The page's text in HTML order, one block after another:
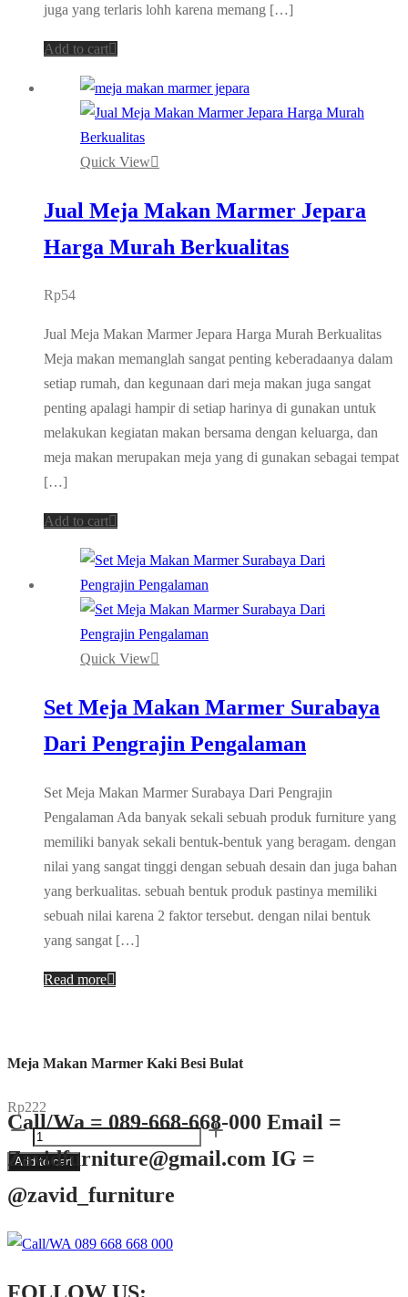
juga yang terlaris lohh karena memang […]
Add to cart
Quick View
Jual Meja Makan Marmer Jepara
Harga Murah Berkualitas
Rp54
Jual Meja Makan Marmer Jepara Harga Murah Berkualitas
Meja makan memanglah sangat penting keberadaanya dalam
setiap rumah, dan kegunaan dari meja makan juga sangat
penting apalagi hampir di setiap harinya di gunakan untuk
melakukan kegiatan makan bersama dengan keluarga, dan
meja makan merupakan meja yang di gunakan sebagai tempat
[…]
Add to cart
Quick View
Set Meja Makan Marmer Surabaya
Dari Pengrajin Pengalaman
Set Meja Makan Marmer Surabaya Dari Pengrajin
Pengalaman Ada banyak sekali sebuah produk furniture yang
memiliki banyak sekali bentuk-bentuk yang beragam. dengan
nilai yang sangat tinggi dengan sebuah desain dan juga bahan
yang berkualitas. sebuah bentuk produk pastinya memiliki
sebuah nilai karena 2 faktor tersebut. dengan nilai bentuk
yang sangat […]
Read more
Meja Makan Marmer Kaki Besi Bulat
Rp222
Meja
Makan
Kaki
Bulat
Add to cart
Call/Wa = 089-668-668-000 Email =
Zavidfurniture@gmail.com IG =
@zavid_furniture